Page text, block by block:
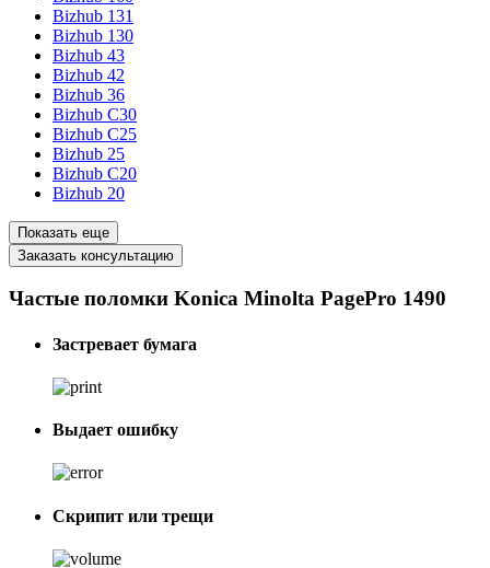
Bizhub 131
Bizhub 130
Bizhub 43
Bizhub 42
Bizhub 36
Bizhub C30
Bizhub C25
Bizhub 25
Bizhub C20
Bizhub 20
Показать еще
Заказать консультацию
Частые поломки Konica Minolta PagePro 1490
Застревает бумага
Выдает ошибку
Скрипит или трещи